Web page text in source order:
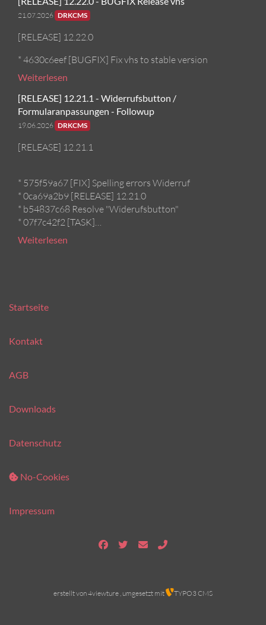
21.07.2026 DRKCMS
[RELEASE] 12.22.0
* 4630c6eef [BUGFIX] Fix vhs to stable version
Weiterlesen
[RELEASE] 12.21.1 - Widerrufsbutton /
Formularanpassungen - Followup
19.06.2026 DRKCMS
[RELEASE] 12.21.1
* 575f59a67 [FIX] Spelling errors Widerruf
* 0ca69a2b9 [RELEASE] 12.21.0
* b54837c68 Resolve "Widerufsbutton"
* 07f7c42f2 [TASK]…
Weiterlesen
Startseite
Kontakt
AGB
Downloads
Datenschutz
No-Cookies
Impressum
erstellt von4viewture , umgesetzt mit TYPO3 CMS